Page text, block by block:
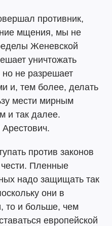
противник,
мщения, мы не
Женевской
уничтожать
не разрешает
и, тем более, делать
мести мирным
и так далее.
Арестович.
против законов
чести. Пленные
надо защищать так
они в
то и больше, чем
европейской